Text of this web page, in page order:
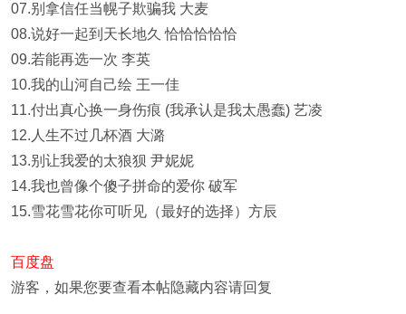
07.别拿信任当幌子欺骗我 大麦
08.说好一起到天长地久 恰恰恰恰恰
09.若能再选一次 李英
10.我的山河自己绘 王一佳
11.付出真心换一身伤痕 (我承认是我太愚蠢) 艺凌
12.人生不过几杯酒 大潞
13.别让我爱的太狼狈 尹妮妮
14.我也曾像个傻子拼命的爱你 破军
15.雪花雪花你可听见（最好的选择）方辰
百度盘
游客，如果您要查看本帖隐藏内容请回复